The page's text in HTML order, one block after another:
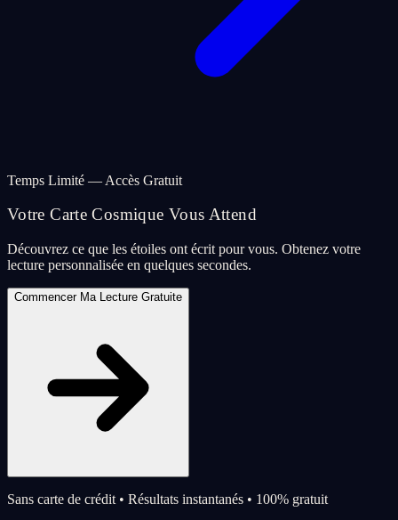
Temps Limité — Accès Gratuit
Votre Carte Cosmique Vous Attend
Découvrez ce que les étoiles ont écrit pour vous. Obtenez votre
lecture personnalisée en quelques secondes.
Commencer Ma Lecture Gratuite
Sans carte de crédit • Résultats instantanés • 100% gratuit